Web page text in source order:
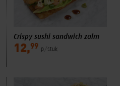
Crispy sushi sandwich zalm
12,99 p/stuk